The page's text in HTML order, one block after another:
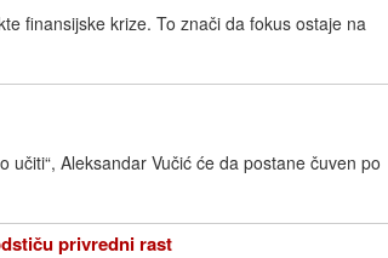
finansijske krize. To znači da fokus ostaje na
učiti“, Aleksandar Vučić će da postane čuven po
privredni rast